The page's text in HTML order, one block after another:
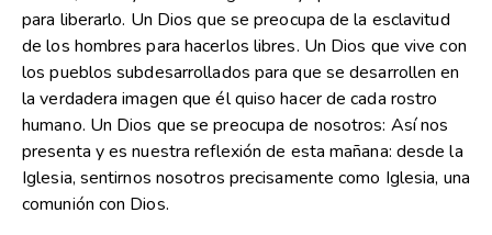
para liberarlo. Un Dios que se preocupa de la esclavitud
de los hombres para hacerlos libres. Un Dios que vive con
los pueblos subdesarrollados para que se desarrollen en
la verdadera imagen que él quiso hacer de cada rostro
humano. Un Dios que se preocupa de nosotros: Así nos
presenta y es nuestra reflexión de esta mañana: desde la
Iglesia, sentirnos nosotros precisamente como Iglesia, una
comunión con Dios.